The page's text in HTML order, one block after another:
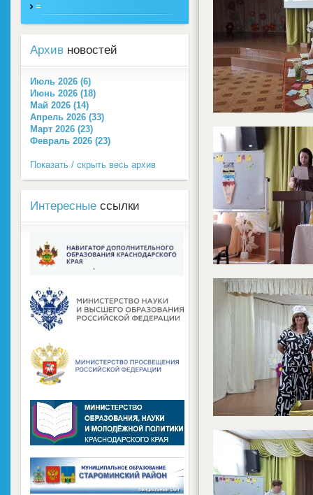
=
Архив новостей
Июль 2026 (6)
Июнь 2026 (18)
Май 2026 (14)
Апрель 2026 (33)
Март 2026 (23)
Февраль 2026 (23)
Показать / скрыть весь архив
Интересные ссылки